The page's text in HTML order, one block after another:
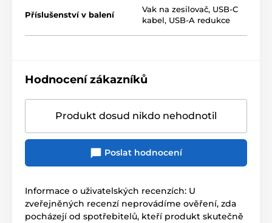
Příslušenství v balení
Vak na zesilovač, USB-C
kabel, USB-A redukce
Hodnocení zákazníků
Produkt dosud nikdo nehodnotil
Poslat hodnocení
Informace o uživatelských recenzích: U
zveřejněných recenzí neprovádíme ověření, zda
pocházejí od spotřebitelů, kteří produkt skutečně